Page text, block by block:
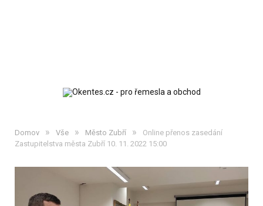
Domov » Vše » Město Zubří »
Online přenos zasedání
Zastupitelstva města Zubří 10. 11. 2022 15:00